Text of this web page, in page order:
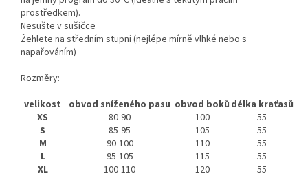
prostředkem).
Nesušte v sušičce
Žehlete na středním stupni (nejlépe mírně vlhké nebo s
napařováním)
Rozměry:
velikost
obvod sníženého pasu obvod boků délka kraťasů
XS
80-90 100
55
S
85-95 105
55
M
90-100 110
55
L
95-105 115
55
XL
100-110 120
55